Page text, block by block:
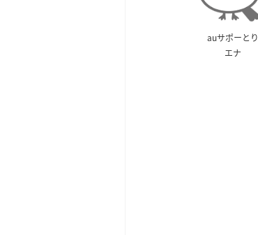
auサポーとり
エナ